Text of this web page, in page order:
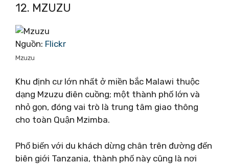
12. MZUZU
Nguồn: Flickr
Mzuzu
Khu định cư lớn nhất ở miền bắc Malawi thuộc
dạng Mzuzu điên cuồng; một thành phố lớn và
nhỏ gọn, đóng vai trò là trung tâm giao thông
cho toàn Quận Mzimba.
Phổ biến với du khách dừng chân trên đường đến
biên giới Tanzania, thành phố này cũng là nơi